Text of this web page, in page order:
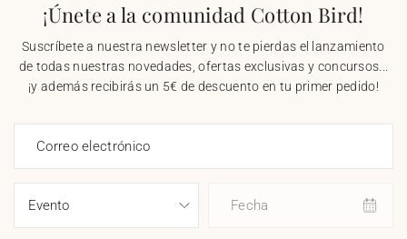
¡Únete a la comunidad Cotton Bird!
Suscríbete a nuestra newsletter y no te pierdas el lanzamiento
de todas nuestras novedades, ofertas exclusivas y concursos...
¡y además recibirás un 5€ de descuento en tu primer pedido!
Correo electrónico
Fecha